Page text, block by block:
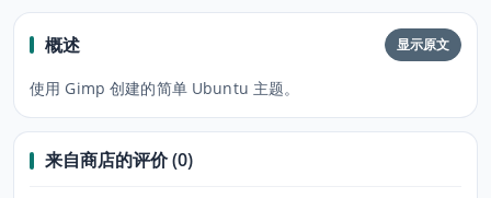
概述 显示原文
使用 Gimp 创建的简单 Ubuntu 主题。
来自商店的评价 (0)